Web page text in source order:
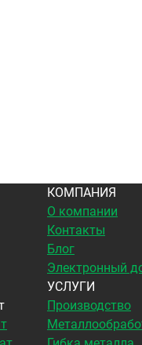
КОМПАНИЯ
О компании
Контакты
Блог
Электронный
УСЛУГИ
Производство